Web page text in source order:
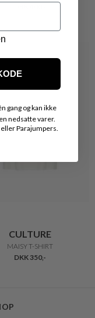
CULTURE
MAISY T-SHIRT
DKK 350,-
gang og kan ikke
nedsatte varer.
Parajumpers.